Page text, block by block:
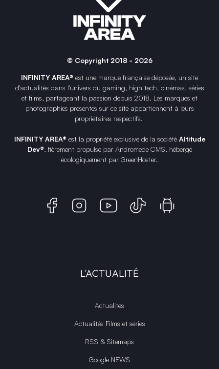
© Copyright 2018 - 2026
INFINITY AREA® est une marque française déposée, un site
d'actualités dans l'univers du gaming, high tech, cinémas, séries
et films, partageant la passion depuis 2018. Les marques et
photographies présentes sur ce site appartiennent à leurs
propriétaires respectifs.
INFINITY AREA® est la propriété exclusive de la société Altitude
Dev®, fièrement propulsé par Andromede CMS, hébergé
écologiquement par GreenHoster.
L'ACTUALITÉ
Actualités
Actualités Films et séries
RSS & Sitemaps
Google NEWS